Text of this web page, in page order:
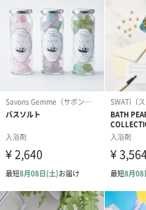
あり（280円）
メッセージカード（通常
誕生日や結婚祝い・出産祝い
メッセージカードや封筒のデ
す。